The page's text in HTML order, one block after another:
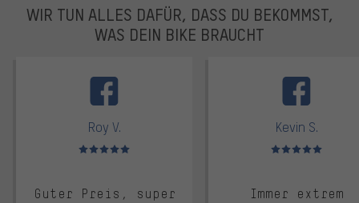
WIR TUN ALLES DAFÜR, DASS DU BEKOMMST,
WAS DEIN BIKE BRAUCHT
Roy V.
Bewertungen: 5 von 5
Guter Preis, super
Kevin S.
Bewertungen: 5 von 5
Immer extrem